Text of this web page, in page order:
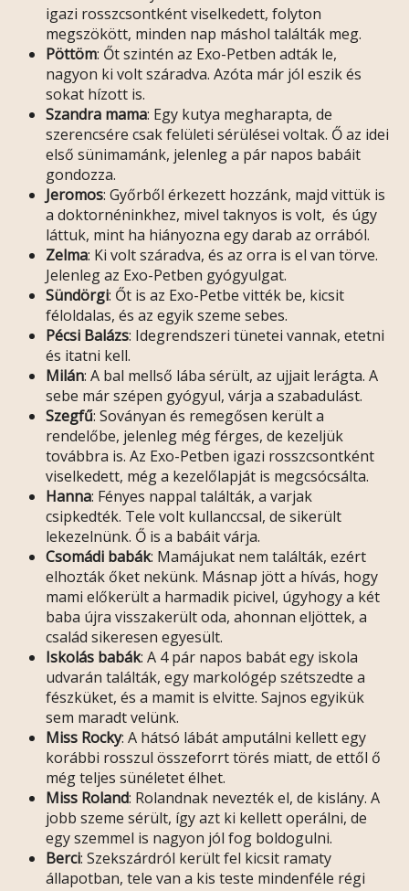
igazi rosszcsontként viselkedett, folyton
megszökött, minden nap máshol találták meg.
Pöttöm: Őt szintén az Exo-Petben adták le,
nagyon ki volt száradva. Azóta már jól eszik és
sokat hízott is.
Szandra mama: Egy kutya megharapta, de
szerencsére csak felületi sérülései voltak. Ő az idei
első sünimamánk, jelenleg a pár napos babáit
gondozza.
Jeromos: Győrből érkezett hozzánk, majd vittük is
a doktornéninkhez, mivel taknyos is volt, és úgy
láttuk, mint ha hiányozna egy darab az orrából.
Zelma: Ki volt száradva, és az orra is el van törve.
Jelenleg az Exo-Petben gyógyulgat.
Sündörgi: Őt is az Exo-Petbe vitték be, kicsit
féloldalas, és az egyik szeme sebes.
Pécsi Balázs: Idegrendszeri tünetei vannak, etetni
és itatni kell.
Milán: A bal mellső lába sérült, az ujjait lerágta. A
sebe már szépen gyógyul, várja a szabadulást.
Szegfű: Soványan és remegősen került a
rendelőbe, jelenleg még férges, de kezeljük
továbbra is. Az Exo-Petben igazi rosszcsontként
viselkedett, még a kezelőlapját is megcsócsálta.
Hanna: Fényes nappal találták, a varjak
csipkedték. Tele volt kullanccsal, de sikerült
lekezelnünk. Ő is a babáit várja.
Csomádi babák: Mamájukat nem találták, ezért
elhozták őket nekünk. Másnap jött a hívás, hogy
mami előkerült a harmadik picivel, úgyhogy a két
baba újra visszakerült oda, ahonnan eljöttek, a
család sikeresen egyesült.
Iskolás babák: A 4 pár napos babát egy iskola
udvarán találták, egy markológép szétszedte a
fészküket, és a mamit is elvitte. Sajnos egyikük
sem maradt velünk.
Miss Rocky: A hátsó lábát amputálni kellett egy
korábbi rosszul összeforrt törés miatt, de ettől ő
még teljes sünéletet élhet.
Miss Roland: Rolandnak nevezték el, de kislány. A
jobb szeme sérült, így azt ki kellett operálni, de
egy szemmel is nagyon jól fog boldogulni.
Berci: Szekszárdról került fel kicsit ramaty
állapotban, tele van a kis teste mindenféle régi